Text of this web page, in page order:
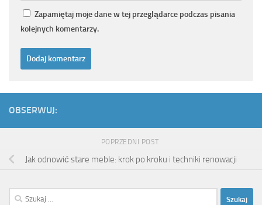
Zapamiętaj moje dane w tej przeglądarce podczas pisania
kolejnych komentarzy.
OBSERWUJ:
POPRZEDNI POST
Jak odnowić stare meble: krok po kroku i techniki renowacji
Szukaj: